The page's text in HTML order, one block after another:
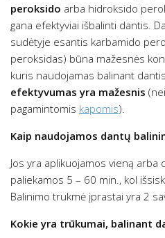
peroksido arba hidroksido
gana efektyviai išbalinti dantis.
sudėtyje esantis karbamido
peroksidas) būna mažesnės
kuris naudojamas balinant dantis
efektyvumas yra mažesnis
pagamintomis kapomis).
Kaip naudojamos dantų
Jos yra aplikuojamos vieną
paliekamos 5 – 60 min., kol
Balinimo trukmė įprastai yra 2
Kokie yra trūkumai, balinant